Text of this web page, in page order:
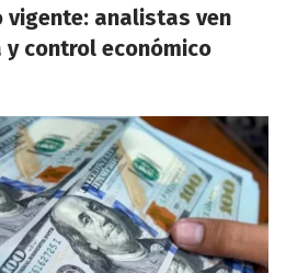
vigente: analistas ven
control económico